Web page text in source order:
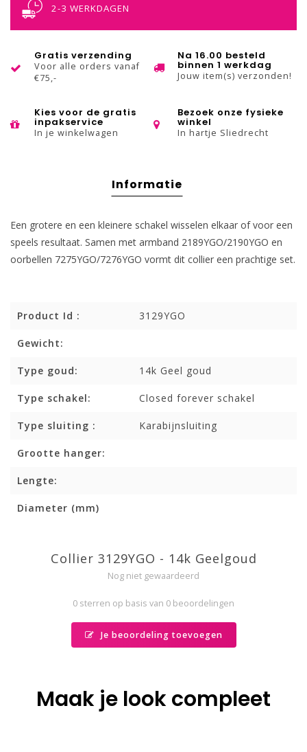
2-3 WERKDAGEN
Gratis verzending
Voor alle orders vanaf
€75,-
Na 16.00 besteld
binnen 1 werkdag
Jouw item(s) verzonden!
Kies voor de gratis
inpakservice
In je winkelwagen
Bezoek onze fysieke
winkel
In hartje Sliedrecht
Informatie
Een grotere en een kleinere schakel wisselen elkaar of voor een
speels resultaat. Samen met armband 2189YGO/2190YGO en
oorbellen 7275YGO/7276YGO vormt dit collier een prachtige set.
Product Id : 3129YGO
Gewicht:
Type goud: 14k Geel goud
Type schakel: Closed forever schakel
Type sluiting : Karabijnsluiting
Grootte hanger:
Lengte:
Diameter (mm)
Collier 3129YGO - 14k Geelgoud
Nog niet gewaardeerd
0 sterren op basis van 0 beoordelingen
Je beoordeling toevoegen
Maak je look compleet